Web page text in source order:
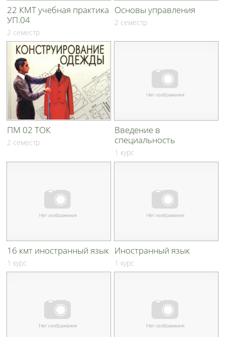
22 КМТ учебная практика
УП.04
2 семестр
Основы управления
2 семестр
ПМ 02 ТОК
2 семестр
Введение в
специальность
1 курс
16 кмт иностранный язык
1 курс
Иностранный язык
1 курс